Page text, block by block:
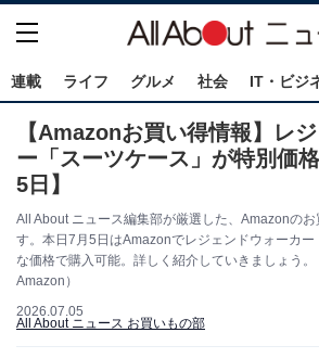
連載 ライフ グルメ 社会 IT・ビジ
【Amazonお買い得情報】レ
ー「スーツケース」が特別価
5日】
All About ニュース編集部が厳選した、Amazonのお
す。本日7月5日はAmazonでレジェンドウォーカ
な価格で購入可能。詳しく紹介していきましょう。
Amazon）
2026.07.05
All About ニュース お買いもの部